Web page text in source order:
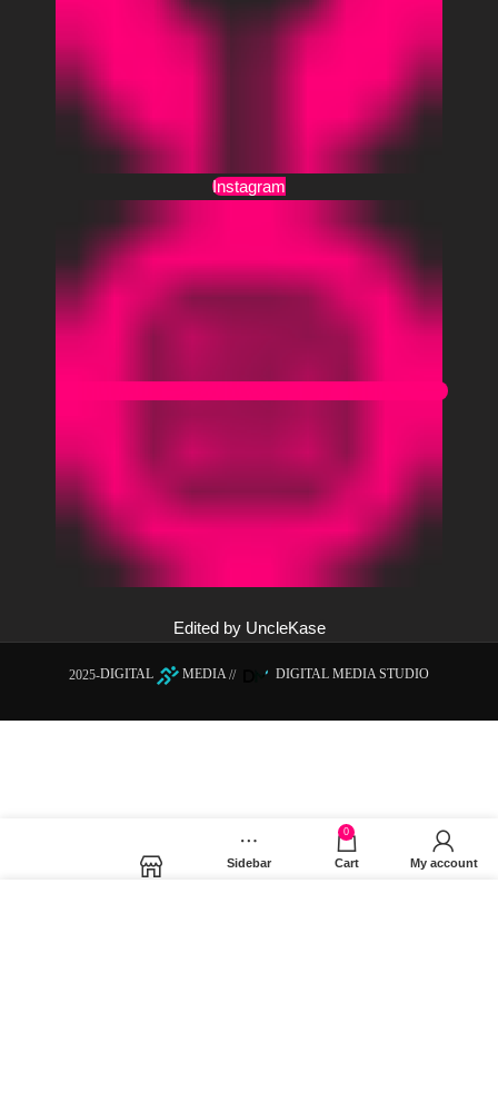
Instagram
Edited by UncleKase
2025-DIGITAL MEDIA// DIGITAL MEDIA STUDIO
Sidebar
0
Cart My account